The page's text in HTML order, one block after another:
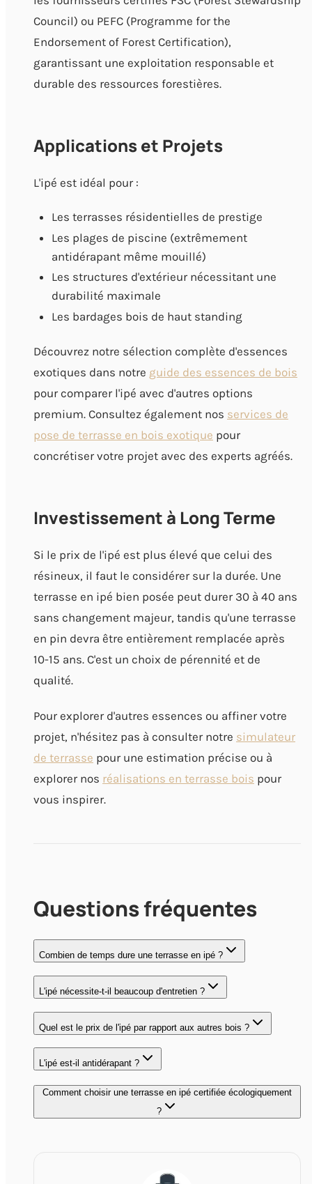
Council) ou PEFC (Programme for the
Endorsement of Forest Certification),
garantissant une exploitation responsable et
durable des ressources forestières.
Applications et Projets
L'ipé est idéal pour :
Les terrasses résidentielles de prestige
Les plages de piscine (extrêmement
antidérapant même mouillé)
Les structures d'extérieur nécessitant une
durabilité maximale
Les bardages bois de haut standing
Découvrez notre sélection complète d'essences
exotiques dans notre guide des essences de bois
pour comparer l'ipé avec d'autres options
premium. Consultez également nos services de
pose de terrasse en bois exotique pour
concrétiser votre projet avec des experts agréés.
Investissement à Long Terme
Si le prix de l'ipé est plus élevé que celui des
résineux, il faut le considérer sur la durée. Une
terrasse en ipé bien posée peut durer 30 à 40 ans
sans changement majeur, tandis qu'une terrasse
en pin devra être entièrement remplacée après
10-15 ans. C'est un choix de pérennité et de
qualité.
Pour explorer d'autres essences ou affiner votre
projet, n'hésitez pas à consulter notre simulateur
de terrasse pour une estimation précise ou à
explorer nos réalisations en terrasse bois pour
vous inspirer.
Questions fréquentes
Combien de temps dure une terrasse en ipé ?
L'ipé nécessite-t-il beaucoup d'entretien ?
Quel est le prix de l'ipé par rapport aux autres bois ?
L'ipé est-il antidérapant ?
Comment choisir une terrasse en ipé certifiée écologiquement
?